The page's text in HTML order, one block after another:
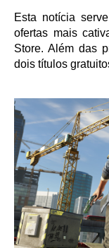
Esta notícia
ofertas mais
Store. Além das
dois títulos